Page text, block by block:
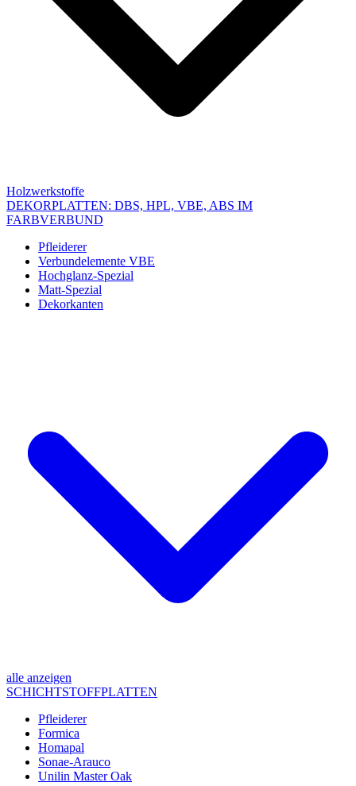
Holzwerkstoffe
DEKORPLATTEN: DBS, HPL, VBE, ABS IM
FARBVERBUND
Pfleiderer
Verbundelemente VBE
Hochglanz-Spezial
Matt-Spezial
Dekorkanten
alle anzeigen
SCHICHTSTOFFPLATTEN
Pfleiderer
Formica
Homapal
Sonae-Arauco
Unilin Master Oak